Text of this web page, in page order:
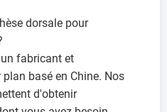
dorsale pour
un fabricant et
basé en Chine. Nos
d'obtenir